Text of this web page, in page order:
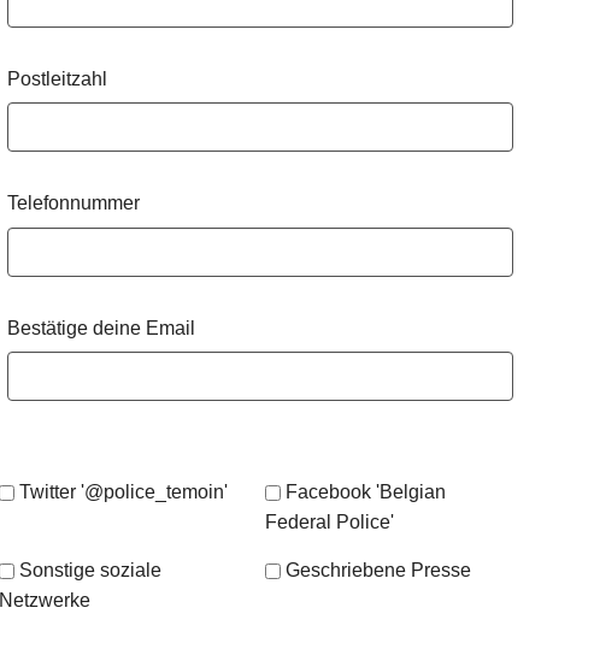
Postleitzahl
Telefonnummer
Bestätige deine Email
Twitter '@police_temoin'
Facebook 'Belgian
Federal Police'
Sonstige soziale
Netzwerke
Geschriebene Presse